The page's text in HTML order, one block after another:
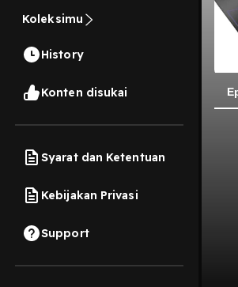
Koleksimu
History
Konten disukai
Syarat dan Ketentuan
Kebijakan Privasi
Support